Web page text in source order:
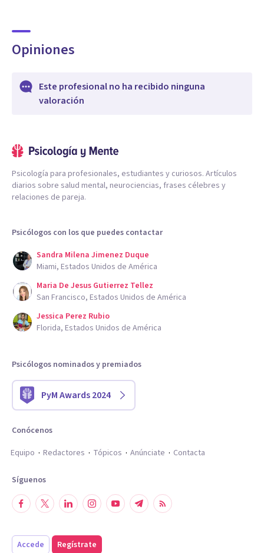
Opiniones
Este profesional no ha recibido ninguna
valoración
Psicología para profesionales, estudiantes y curiosos. Artículos
diarios sobre salud mental, neurociencias, frases célebres y
relaciones de pareja.
Psicólogos con los que puedes contactar
Sandra Milena Jimenez Duque
Miami, Estados Unidos de América
Maria De Jesus Gutierrez Tellez
San Francisco, Estados Unidos de América
Jessica Perez Rubio
Florida, Estados Unidos de América
Psicólogos nominados y premiados
PyM Awards 2024
Conócenos
Equipo
Redactores Tópicos Anúnciate Contacta
Síguenos
Accede Regístrate